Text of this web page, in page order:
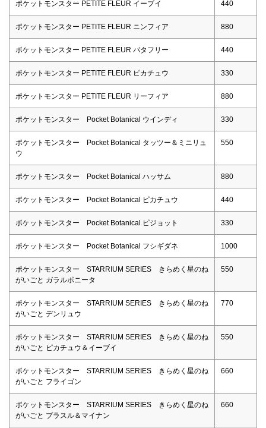
ポケットモンスター PETITE FLEUR イーブイ 440
ポケットモンスター PETITE FLEUR ニンフィア 880
ポケットモンスター PETITE FLEUR バタフリー 440
ポケットモンスター PETITE FLEUR ピカチュウ 330
ポケットモンスター PETITE FLEUR リーフィア 880
ポケットモンスター Pocket Botanical ウインディ 330
ポケットモンスター Pocket Botanical タッツー＆ミニリュ
ウ
550
ポケットモンスター Pocket Botanical ハッサム 880
ポケットモンスター Pocket Botanical ピカチュウ 440
ポケットモンスター Pocket Botanical ピジョット 330
ポケットモンスター Pocket Botanical フシギダネ 1000
ポケットモンスター STARRIUM SERIES きらめく星のね
がいごと ガラルポニータ
550
ポケットモンスター STARRIUM SERIES きらめく星のね
がいごと デンリュウ
770
ポケットモンスター STARRIUM SERIES きらめく星のね
がいごと ピカチュウ＆イーブイ
550
ポケットモンスター STARRIUM SERIES きらめく星のね
がいごと フライゴン
660
ポケットモンスター STARRIUM SERIES きらめく星のね
がいごと プラスル＆マイナン
660